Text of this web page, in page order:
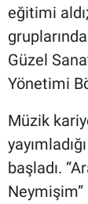
eğitimi
Güzel
Yönetimi
Müzik
başladı.
Neymişim”